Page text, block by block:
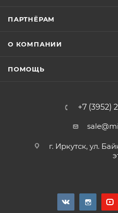
ПАРТНЁРАМ
О КОМПАНИИ
ПОМОЩЬ
+7 (3952)
г. Иркутск, ул.